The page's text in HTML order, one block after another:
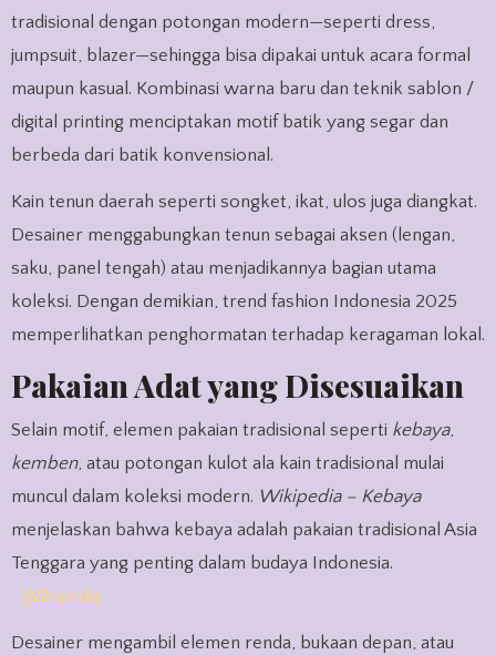
tradisional dengan potongan modern—seperti dress,
jumpsuit, blazer—sehingga bisa dipakai untuk acara formal
maupun kasual. Kombinasi warna baru dan teknik sablon /
digital printing menciptakan motif batik yang segar dan
berbeda dari batik konvensional.
Kain tenun daerah seperti songket, ikat, ulos juga diangkat.
Desainer menggabungkan tenun sebagai aksen (lengan,
saku, panel tengah) atau menjadikannya bagian utama
koleksi. Dengan demikian, trend fashion Indonesia 2025
memperlihatkan penghormatan terhadap keragaman lokal.
Pakaian Adat yang Disesuaikan
Selain motif, elemen pakaian tradisional seperti kebaya,
kemben, atau potongan kulot ala kain tradisional mulai
muncul dalam koleksi modern. Wikipedia – Kebaya
menjelaskan bahwa kebaya adalah pakaian tradisional Asia
Tenggara yang penting dalam budaya Indonesia.
Wikipedia
Desainer mengambil elemen renda, bukaan depan, atau